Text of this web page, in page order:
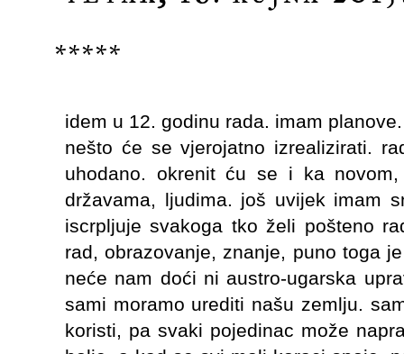
*****
idem u 12. godinu rada. imam
nešto će se vjerojatno izrealizirati.
uhodano. okrenit ću se i ka
državama, ljudima. još uvijek imam
iscrpljuje svakoga tko želi pošteno
rad, obrazovanje, znanje, puno toga
neće nam doći ni austro-ugarska
sami moramo urediti našu zemlju.
koristi, pa svaki pojedinac može